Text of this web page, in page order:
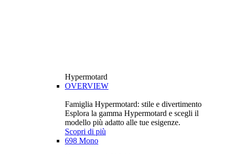
Hypermotard
OVERVIEW
Famiglia Hypermotard: stile e divertimento
Esplora la gamma Hypermotard e scegli il
modello più adatto alle tue esigenze.
Scopri di più
698 Mono